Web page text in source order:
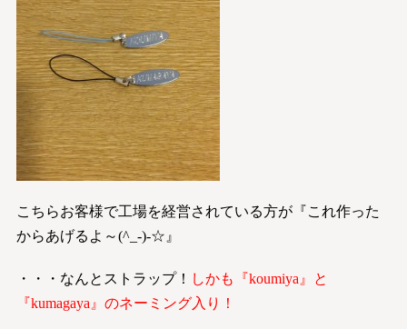
こちらお客様で工場を経営されている方が『これ作った
からあげるよ～(^_-)-☆』
・・・なんとストラップ！ しかも『koumiya』と
『kumagaya』のネーミング入り！